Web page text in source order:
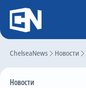
ChelseaNews Новости
Новости
Регистрация
Главная